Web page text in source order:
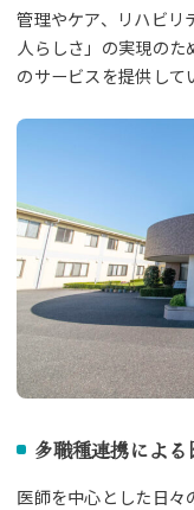
管理やケア、リハビリ
人らしさ」の実現の
のサービスを提供して
多職種連携によ
医師を中心とした日々